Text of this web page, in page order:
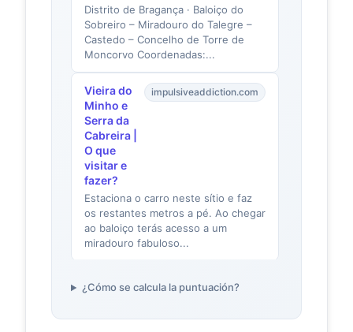
Distrito de Bragança · Baloiço do
Sobreiro – Miradouro do Talegre –
Castedo – Concelho de Torre de
Moncorvo Coordenadas:...
Vieira do
Minho e
Serra da
Cabreira |
O que
visitar e
fazer?
impulsiveaddiction.com
Estaciona o carro neste sítio e faz
os restantes metros a pé. Ao chegar
ao baloiço terás acesso a um
miradouro fabuloso...
dos
Portal de
vieiraminhoturismo.com
¿Cómo se calcula la puntuación?